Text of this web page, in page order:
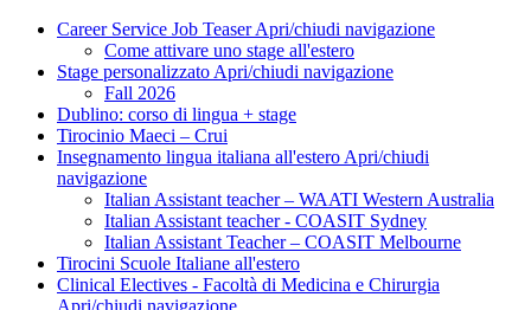
Career Service Job TeaserApri/chiudi navigazione
Come attivare uno stage all'estero
Stage personalizzato Apri/chiudi navigazione
Fall 2026
Dublino: corso di lingua + stage
Tirocinio Maeci – Crui
Insegnamento lingua italiana all'estero Apri/chiudi
navigazione
Italian Assistant teacher – WAATI Western Australia
Italian Assistant teacher - COASIT Sydney
Italian Assistant Teacher – COASIT Melbourne
Tirocini Scuole Italiane all'estero
Clinical Electives - Facoltà di Medicina e Chirurgia
Apri/chiudi navigazione